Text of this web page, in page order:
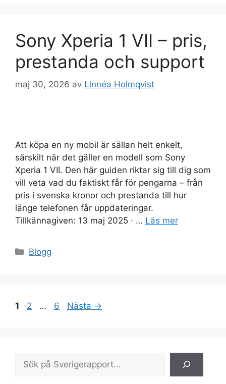
Sony Xperia 1 VII – pris,
prestanda och support
maj 30, 2026 av Linnéa Holmqvist
Att köpa en ny mobil är sällan helt enkelt,
särskilt när det gäller en modell som Sony
Xperia 1 VII. Den här guiden riktar sig till dig som
vill veta vad du faktiskt får för pengarna – från
pris i svenska kronor och prestanda till hur
länge telefonen får uppdateringar.
Tillkännagiven: 13 maj 2025 · … Läs mer
Kategorier
Blogg
Sida
1 Sida
2 … Sida
6 Nästa →